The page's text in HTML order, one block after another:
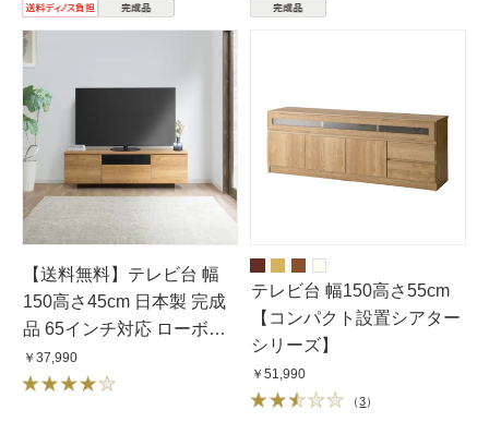
【送料無料】テレビ台 幅
150高さ45cm 日本製 完成
品 65インチ対応 ローボー
ド
￥37,990
テレビ台 幅150高さ55cm
【コンパクト設置シアター
シリーズ】
￥51,990
（3）